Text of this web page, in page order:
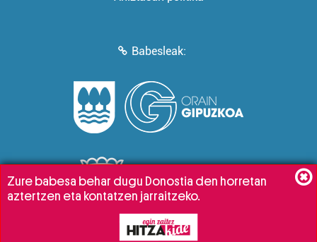
Babesleak:
Zure babesa behar dugu Donostia den horretan
aztertzen eta kontatzen jarraitzeko.